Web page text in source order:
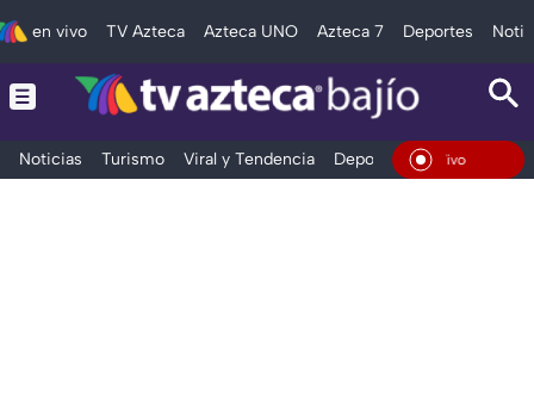
en vivo TV Azteca Azteca UNO Azteca 7 Deportes
Noticias Turismo Viral y Tendencia Deportes Espectáculos
En Vivo